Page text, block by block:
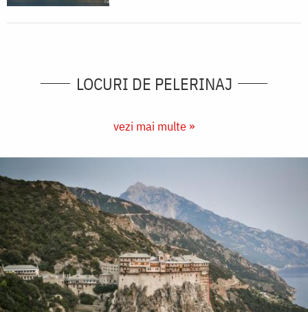
LOCURI DE PELERINAJ
vezi mai multe »